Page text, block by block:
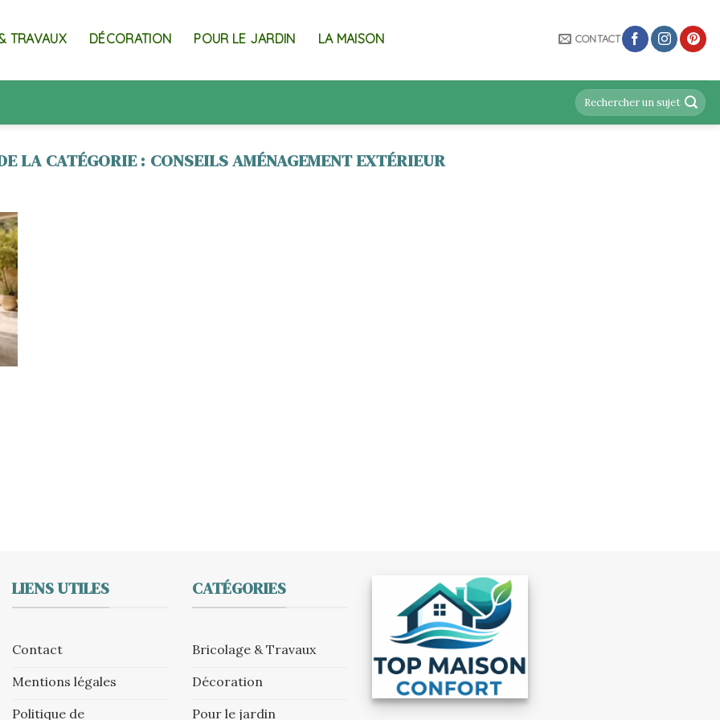
TRAVAUX DÉCORATION POUR LE JARDIN LA MAISON CONTACT
CONSEILS AMÉNAGEMENT EXTÉRIEUR
LIENS UTILES
Contact
Mentions légales
Politique de
CATÉGORIES
Bricolage & Travaux
Décoration
Pour le jardin